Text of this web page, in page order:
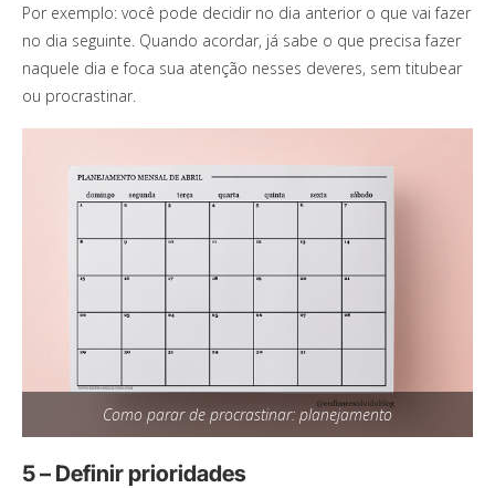
Por exemplo: você pode decidir no dia anterior o que vai fazer
no dia seguinte. Quando acordar, já sabe o que precisa fazer
naquele dia e foca sua atenção nesses deveres, sem titubear
ou procrastinar.
Como parar de procrastinar: planejamento
5 – Definir prioridades